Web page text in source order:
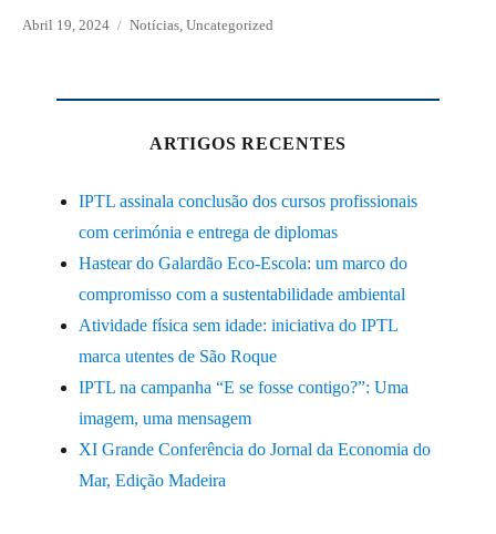
Posted
Abril 19, 2024 Categories
Notícias Uncategorized
ARTIGOS RECENTES
IPTL assinala conclusão dos cursos profissionais
com cerimónia e entrega de diplomas
Hastear do Galardão Eco-Escola: um marco do
compromisso com a sustentabilidade ambiental
Atividade física sem idade: iniciativa do IPTL
marca utentes de São Roque
IPTL na campanha “E se fosse contigo?”: Uma
imagem, uma mensagem
XI Grande Conferência do Jornal da Economia do
Mar, Edição Madeira